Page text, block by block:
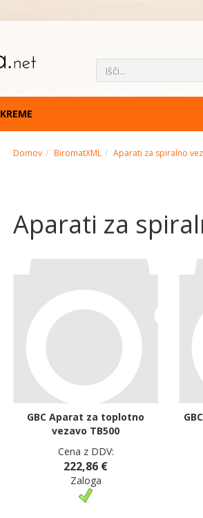
KREME
Domov BiromatXML Aparati za spiralno
Aparati za
GBC Aparat za toplotno
vezavo TB500
Cena z DDV:
222,86 €
Zaloga